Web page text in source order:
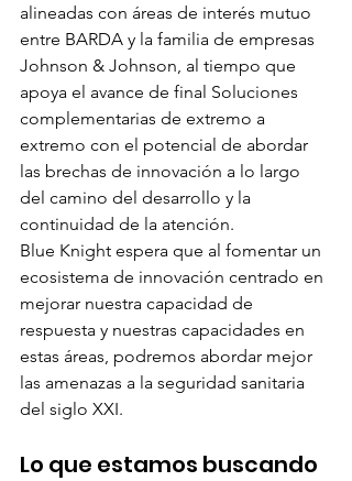
alineadas con áreas de interés mutuo
entre BARDA y la familia de empresas
Johnson & Johnson, al tiempo que
apoya el avance de final Soluciones
complementarias de extremo a
extremo con el potencial de abordar
las brechas de innovación a lo largo
del camino del desarrollo y la
continuidad de la atención.
Blue Knight espera que al fomentar un
ecosistema de innovación centrado en
mejorar nuestra capacidad de
respuesta y nuestras capacidades en
estas áreas, podremos abordar mejor
las amenazas a la seguridad sanitaria
del siglo XXI.
Lo que estamos buscando